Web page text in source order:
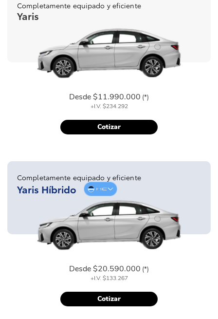
Completamente equipado y eficiente
Yaris
Desde$11.990.000 (*)
+I.V. $234.292
Cotizar
Completamente equipado y eficiente
Yaris Híbrido
Desde$20.590.000 (*)
+I.V. $133.267
Cotizar